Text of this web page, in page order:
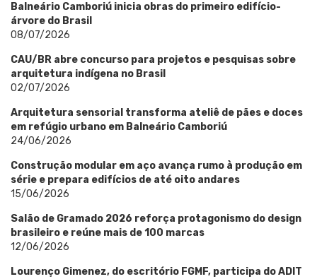
Balneário Camboriú inicia obras do primeiro edifício-
árvore do Brasil
08/07/2026
CAU/BR abre concurso para projetos e pesquisas sobre
arquitetura indígena no Brasil
02/07/2026
Arquitetura sensorial transforma ateliê de pães e doces
em refúgio urbano em Balneário Camboriú
24/06/2026
Construção modular em aço avança rumo à produção em
série e prepara edifícios de até oito andares
15/06/2026
Salão de Gramado 2026 reforça protagonismo do design
brasileiro e reúne mais de 100 marcas
12/06/2026
Lourenço Gimenez, do escritório FGMF, participa do ADIT